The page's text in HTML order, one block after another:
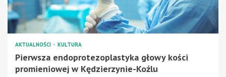
AKTUALNOŚCI KULTURA
Pierwsza endoprotezoplastyka głowy kości
promieniowej w Kędzierzynie-Koźlu